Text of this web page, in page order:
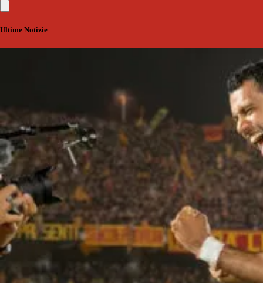
Ultime Notizie